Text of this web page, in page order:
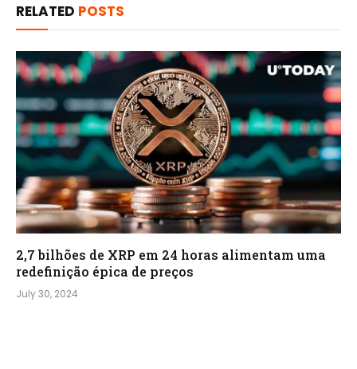
RELATED POSTS
2,7 bilhões de XRP em 24 horas alimentam uma
redefinição épica de preços
July 30, 2024